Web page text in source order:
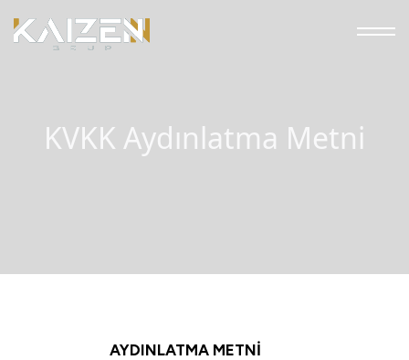
KVKK Aydınlatma Metni
AYDINLATMA METNİ